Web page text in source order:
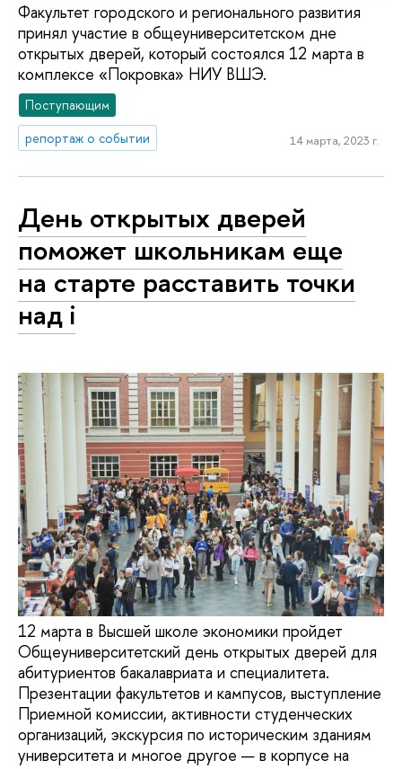
Факультет городского и регионального развития
принял участие в общеуниверситетском дне
открытых дверей, который состоялся 12 марта в
комплексе «Покровка» НИУ ВШЭ.
Поступающим
репортаж о событии
14 марта, 2023 г.
День открытых дверей
поможет школьникам еще
на старте расставить точки
над i
12 марта в Высшей школе экономики пройдет
Общеуниверситетский день открытых дверей для
абитуриентов бакалавриата и специалитета.
Презентации факультетов и кампусов, выступление
Приемной комиссии, активности студенческих
организаций, экскурсия по историческим зданиям
университета и многое другое — в корпусе на